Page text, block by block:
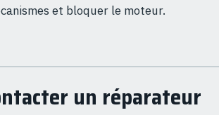
et bloquer le moteur.
un réparateur